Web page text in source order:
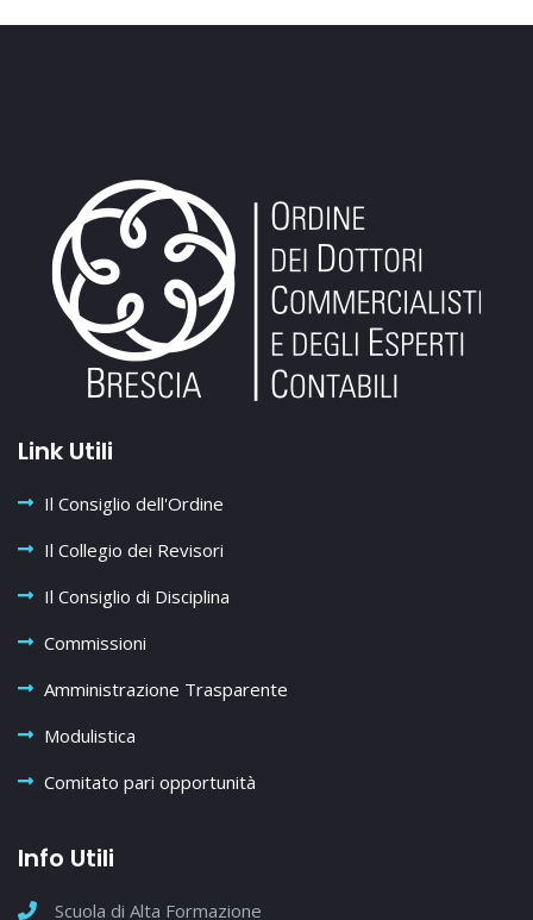
Link Utili
Il Consiglio dell'Ordine
Il Collegio dei Revisori
Il Consiglio di Disciplina
Commissioni
Amministrazione Trasparente
Modulistica
Comitato pari opportunità
Info Utili
Scuola di Alta Formazione